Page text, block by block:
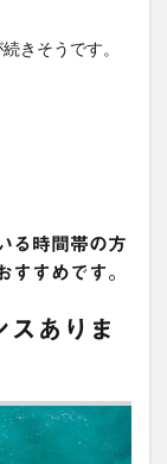
きそうです。
る時間帯の方
すすめです。
スありま